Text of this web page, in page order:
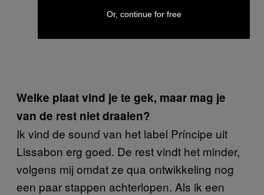
Welke plaat vind je te gek, maar mag je
van de rest niet draaien?
Ik vind de sound van het label Príncipe uit
Lissabon erg goed. De rest vindt het minder,
volgens mij omdat ze qua ontwikkeling nog
een paar stappen achterlopen. Als ik een
Or, continue for free